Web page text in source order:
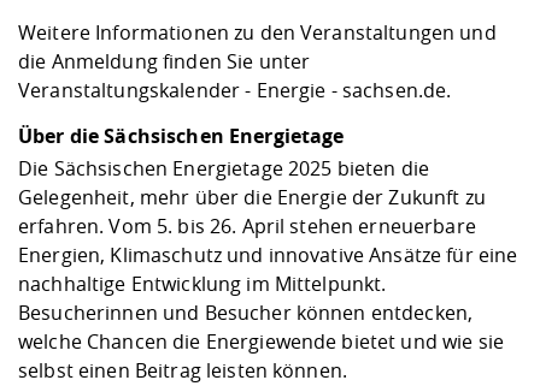
Weitere Informationen zu den Veranstaltungen und
die Anmeldung finden Sie unter
Veranstaltungskalender - Energie - sachsen.de.
Über die Sächsischen Energietage
Die Sächsischen Energietage 2025 bieten die
Gelegenheit, mehr über die Energie der Zukunft zu
erfahren. Vom 5. bis 26. April stehen erneuerbare
Energien, Klimaschutz und innovative Ansätze für eine
nachhaltige Entwicklung im Mittelpunkt.
Besucherinnen und Besucher können entdecken,
welche Chancen die Energiewende bietet und wie sie
selbst einen Beitrag leisten können.